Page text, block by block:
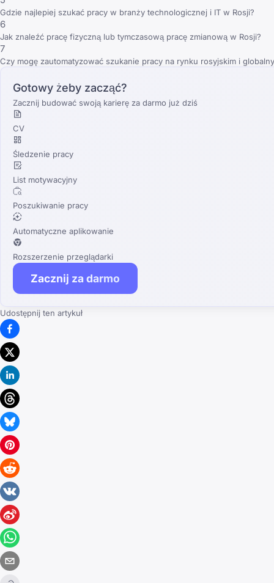
Gdzie najlepiej szukać pracy w branży technologicznej i IT w Rosji?
6
Jak znaleźć pracę fizyczną lub tymczasową pracę zmianową w Rosji?
7
Czy mogę zautomatyzować szukanie pracy na rynku rosyjskim i
Gotowy żeby zacząć?
Zacznij budować swoją karierę za darmo już dziś
CV
Śledzenie pracy
List motywacyjny
Poszukiwanie pracy
Automatyczne aplikowanie
Rozszerzenie przeglądarki
Zacznij za darmo
Udostępnij ten artykuł